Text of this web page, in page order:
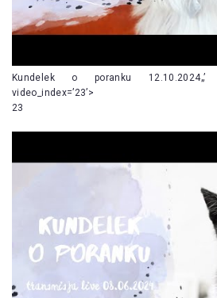
Kundelek o poranku 12.10.2024„’
video_index=’23’>
23